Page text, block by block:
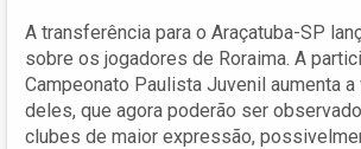
A transferência para o Araçatuba-SP
sobre os jogadores de Roraima. A
Campeonato Paulista Juvenil aumenta
deles, que agora poderão ser
clubes de maior expressão,